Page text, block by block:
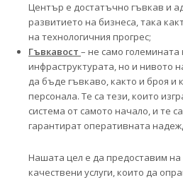
Център е достатъчно гъвкав и
развитието на бизнеса, така
на технологичния прогрес;
Гъвкавост – не само големината
инфраструктурата, но и нивото
да бъде гъвкаво, както и броя и
персонала. Те са тези, които
система от самото начало, и те
гарантират оперативната
Нашата цел е да предоставим на
качествени услуги, които да